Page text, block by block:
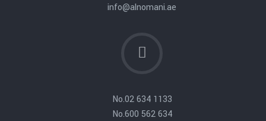
info@alnomani.ae
No. 02 634 1133
No.600 562 634